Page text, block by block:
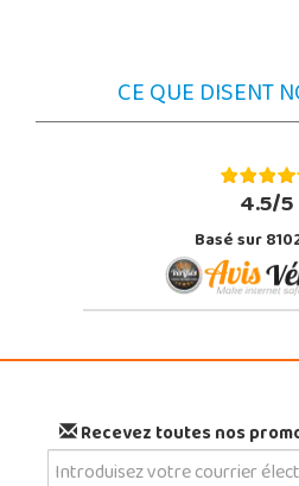
CE QUE DISENT
4.5/5
Basé sur
Recevez toutes nos